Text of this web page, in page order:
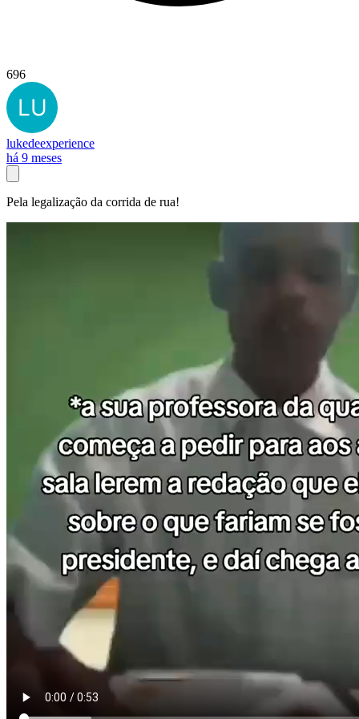
696
lukedeexperience
há 9 meses
Pela legalização da corrida de rua!